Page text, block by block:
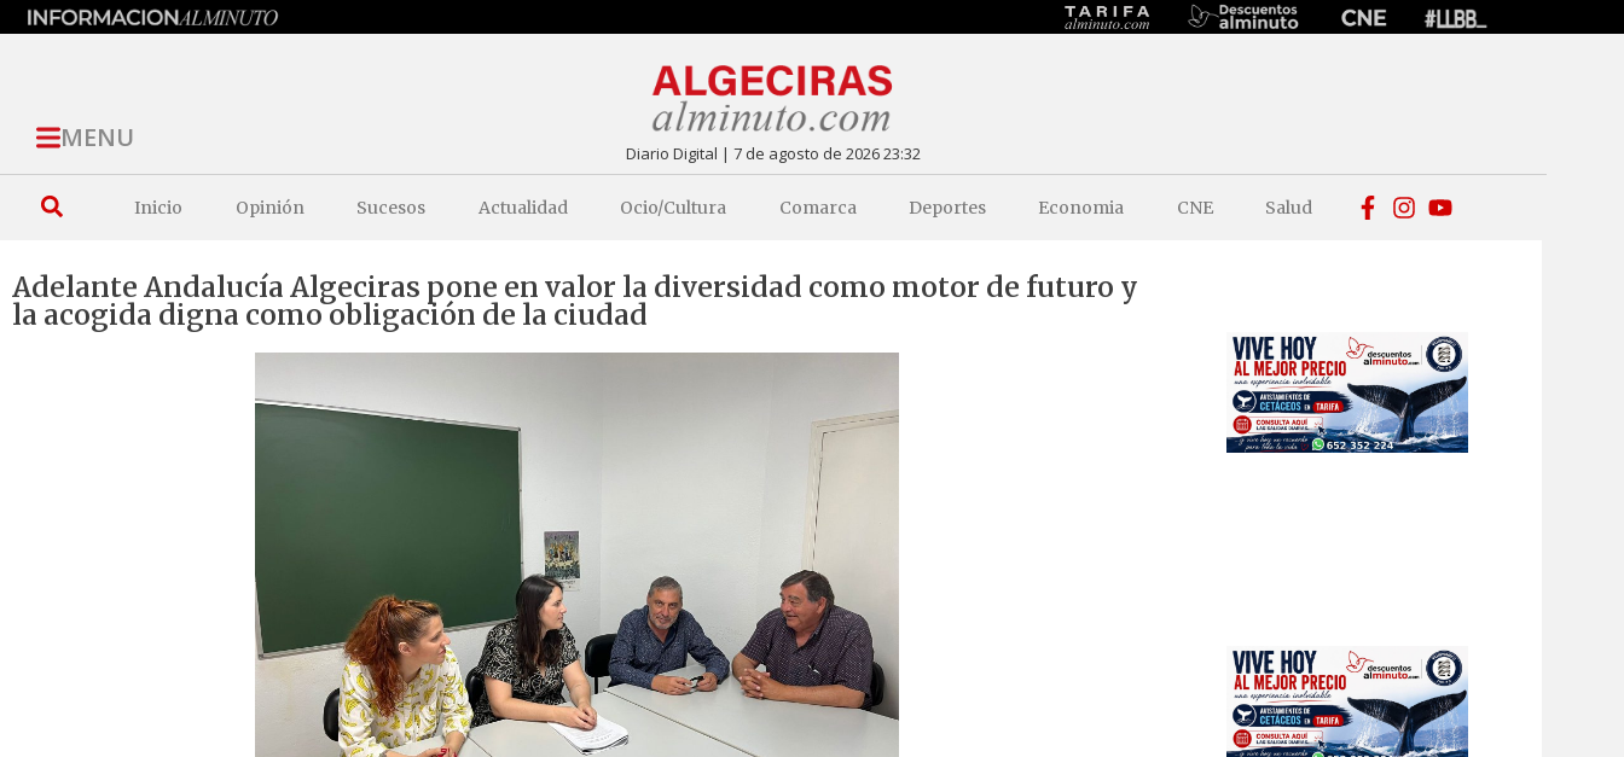
MENU Diario Digital | 7 de agosto de 2026 23:32
Inicio Opinión Sucesos Actualidad Ocio/Cultura Comarca Deportes Economia CNE Salud
Adelante Andalucía Algeciras pone en valor la diversidad como motor de futuro y
la acogida digna como obligación de la ciudad